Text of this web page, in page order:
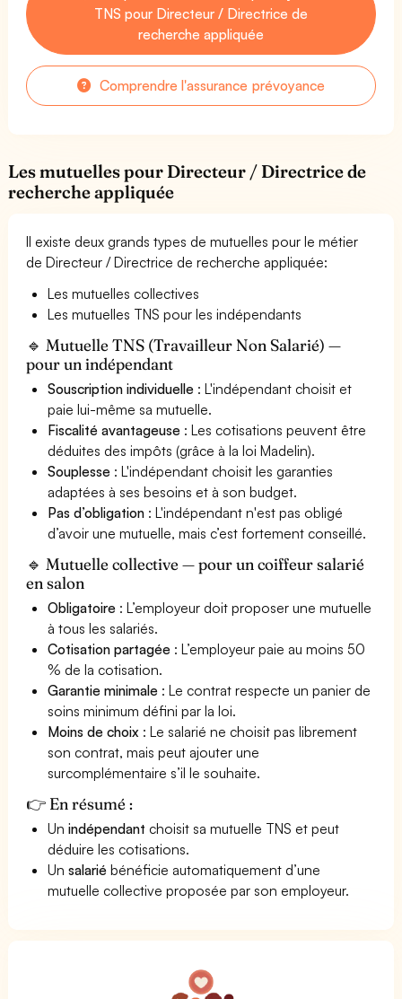
TNS pour Directeur / Directrice de
recherche appliquée
Comprendre l'assurance prévoyance
Les mutuelles pour Directeur / Directrice de
recherche appliquée
Il existe deux grands types de mutuelles pour le métier
de Directeur / Directrice de recherche appliquée:
Les mutuelles collectives
Les mutuelles TNS pour les indépendants
🔹 Mutuelle TNS (Travailleur Non Salarié) —
pour un indépendant
Souscription individuelle : L'indépendant choisit et
paie lui-même sa mutuelle.
Fiscalité avantageuse : Les cotisations peuvent être
déduites des impôts (grâce à la loi Madelin).
Souplesse : L'indépendant choisit les garanties
adaptées à ses besoins et à son budget.
Pas d’obligation : L'indépendant n'est pas obligé
d’avoir une mutuelle, mais c’est fortement conseillé.
🔹 Mutuelle collective — pour un coiffeur salarié
en salon
Obligatoire : L’employeur doit proposer une mutuelle
à tous les salariés.
Cotisation partagée : L’employeur paie au moins 50
% de la cotisation.
Garantie minimale : Le contrat respecte un panier de
soins minimum défini par la loi.
Moins de choix : Le salarié ne choisit pas librement
son contrat, mais peut ajouter une
surcomplémentaire s’il le souhaite.
👉 En résumé :
Unindépendant choisit sa mutuelle TNS et peut
déduire les cotisations.
Unsalarié bénéficie automatiquement d’une
mutuelle collective proposée par son employeur.